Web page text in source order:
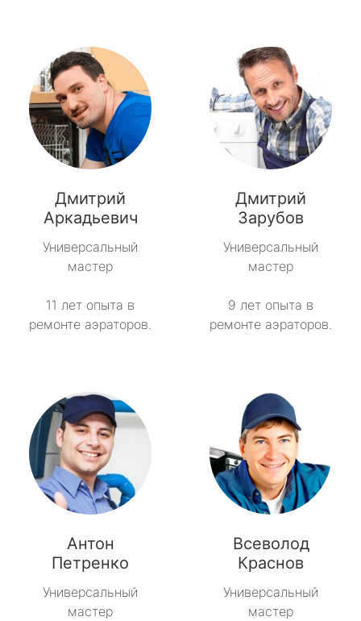
Дмитрий
Аркадьевич
Универсальный
мастер
11 лет опыта в
ремонте аэраторов.
Дмитрий
Зарубов
Универсальный
мастер
9 лет опыта в
ремонте аэраторов.
Антон
Петренко
Универсальный
мастер
Всеволод
Краснов
Универсальный
мастер